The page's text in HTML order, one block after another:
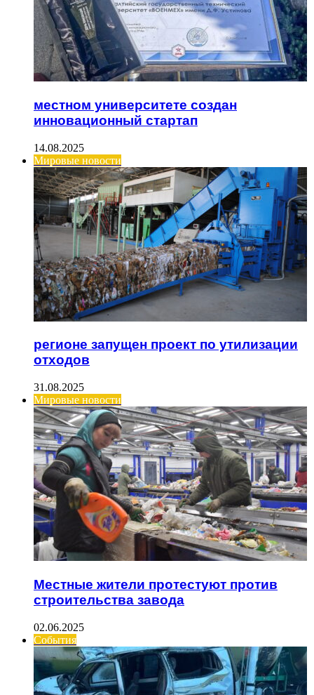
местном университете создан
инновационный стартап
14.08.2025
Мировые новости
регионе запущен проект по утилизации
отходов
31.08.2025
Мировые новости
Местные жители протестуют против
строительства завода
02.06.2025
События